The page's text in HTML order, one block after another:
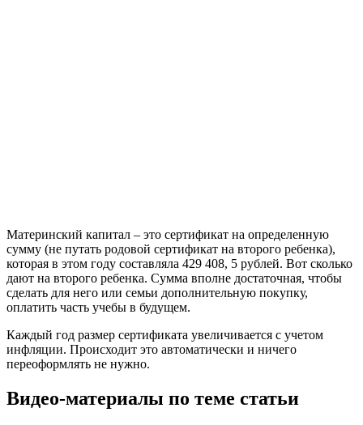
Материнский капитал – это сертификат на определенную
сумму (не путать родовой сертификат на второго ребенка),
которая в этом году составляла 429 408, 5 рублей. Вот сколько
дают на второго ребенка. Сумма вполне достаточная, чтобы
сделать для него или семьи дополнительную покупку,
оплатить часть учебы в будущем.
Каждый год размер сертификата увеличивается с учетом
инфляции. Происходит это автоматически и ничего
переоформлять не нужно.
Видео-материалы по теме статьи